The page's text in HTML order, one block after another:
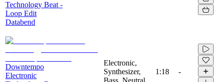
Technology Beat -
Loop Edit
Databend
Downtempo
Electronic
Electronic,
Synthesizer,
Bass, Neutral
1:18 -